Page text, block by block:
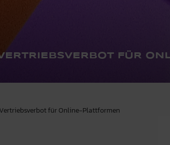
FÜR
Vertriebsverbot für Online-Plattformen